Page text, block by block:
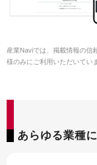
産業Naviでは、掲載情報の信
様のみにご利用いただいてい
あらゆる業種